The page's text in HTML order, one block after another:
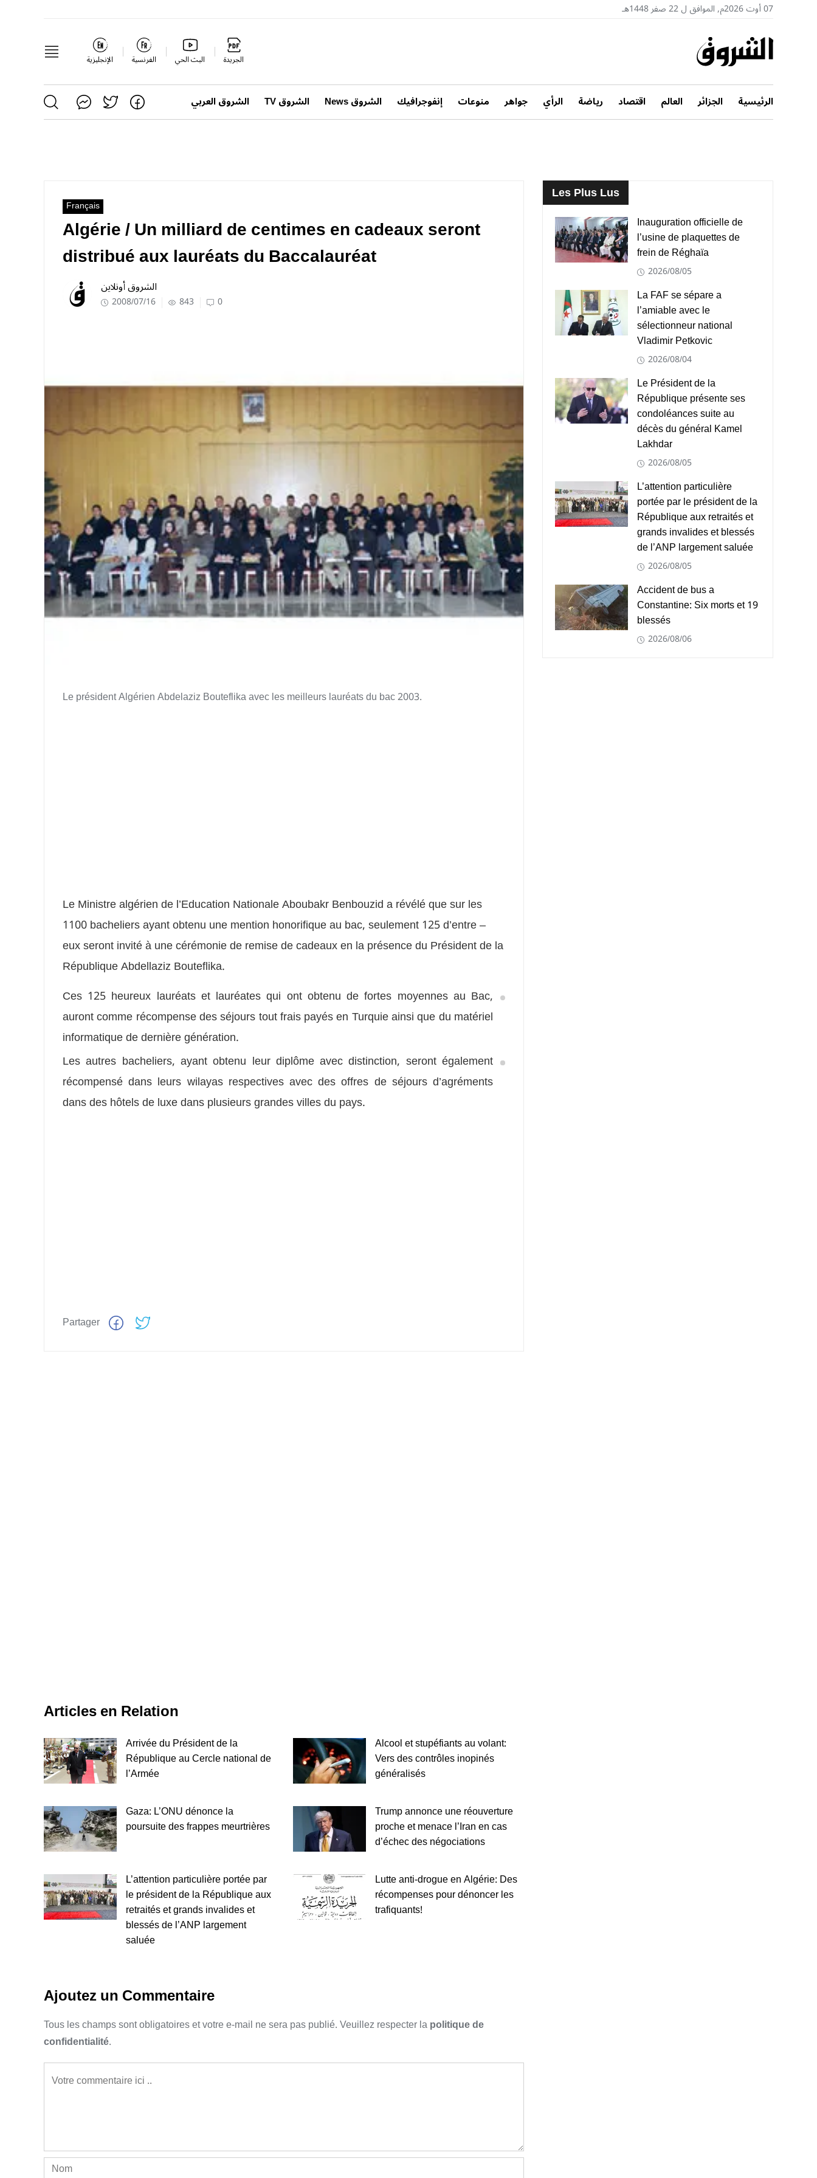
07 أوت 2026م, الموافق ل 22 صفر 1448هـ
الجريدة البث الحي الفرنسية الإنجليزية
الرئيسية الجزائر العالم اقتصاد رياضة الرأي جواهر منوعات إنفوجرافيك الشروق News الشروق TV الشروق العربي
Français
Algérie / Un milliard de centimes en cadeaux seront
distribué aux lauréats du Baccalauréat
الشروق أونلاين
2008/07/16 843 0
Le président Algérien Abdelaziz Bouteflika avec les meilleurs lauréats du bac 2003.
Le Ministre algérien de l’Education Nationale Aboubakr Benbouzid a révélé que sur les
1100 bacheliers ayant obtenu une mention honorifique au bac, seulement 125 d’entre –
eux seront invité à une cérémonie de remise de cadeaux en la présence du Président de la
République Abdellaziz Bouteflika.
Ces 125 heureux lauréats et lauréates qui ont obtenu de fortes moyennes au Bac,
auront comme récompense des séjours tout frais payés en Turquie ainsi que du matériel
informatique de dernière génération.
Les autres bacheliers, ayant obtenu leur diplôme avec distinction, seront également
récompensé dans leurs wilayas respectives avec des offres de séjours d’agréments
dans des hôtels de luxe dans plusieurs grandes villes du pays.
Partager
Articles en Relation
Arrivée du Président de la
République au Cercle national de
l’Armée
Alcool et stupéfiants au volant:
Vers des contrôles inopinés
généralisés
Gaza: L’ONU dénonce la
poursuite des frappes meurtrières
Trump annonce une réouverture
proche et menace l’Iran en cas
d’échec des négociations
L’attention particulière portée par
le président de la République aux
retraités et grands invalides et
blessés de l’ANP largement
saluée
Lutte anti-drogue en Algérie: Des
récompenses pour dénoncer les
trafiquants!
Ajoutez un Commentaire
Tous les champs sont obligatoires et votre e-mail ne sera pas publié. Veuillez respecter lapolitique de
confidentialité.
Les Plus Lus
Inauguration officielle de
l’usine de plaquettes de
frein de Réghaïa
2026/08/05
La FAF se sépare a
l’amiable avec le
sélectionneur national
Vladimir Petkovic
2026/08/04
Le Président de la
République présente ses
condoléances suite au
décès du général Kamel
Lakhdar
2026/08/05
L’attention particulière
portée par le président de la
République aux retraités et
grands invalides et blessés
de l’ANP largement saluée
2026/08/05
Accident de bus a
Constantine: Six morts et 19
blessés
2026/08/06